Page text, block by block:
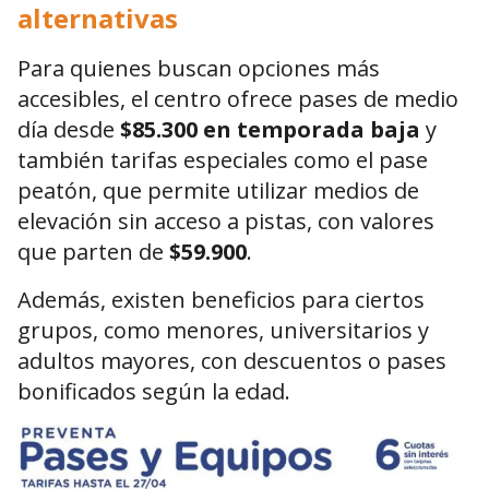
alternativas
Para quienes buscan opciones más
accesibles, el centro ofrece pases de medio
día desde $85.300 en temporada baja y
también tarifas especiales como el pase
peatón, que permite utilizar medios de
elevación sin acceso a pistas, con valores
que parten de $59.900.
Además, existen beneficios para ciertos
grupos, como menores, universitarios y
adultos mayores, con descuentos o pases
bonificados según la edad.